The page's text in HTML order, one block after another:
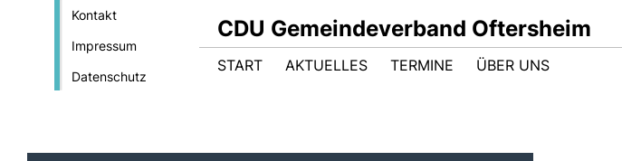
Kontakt
Impressum
Datenschutz
CDU Gemeindeverband Oftersheim
START AKTUELLES TERMINE ÜBER UNS